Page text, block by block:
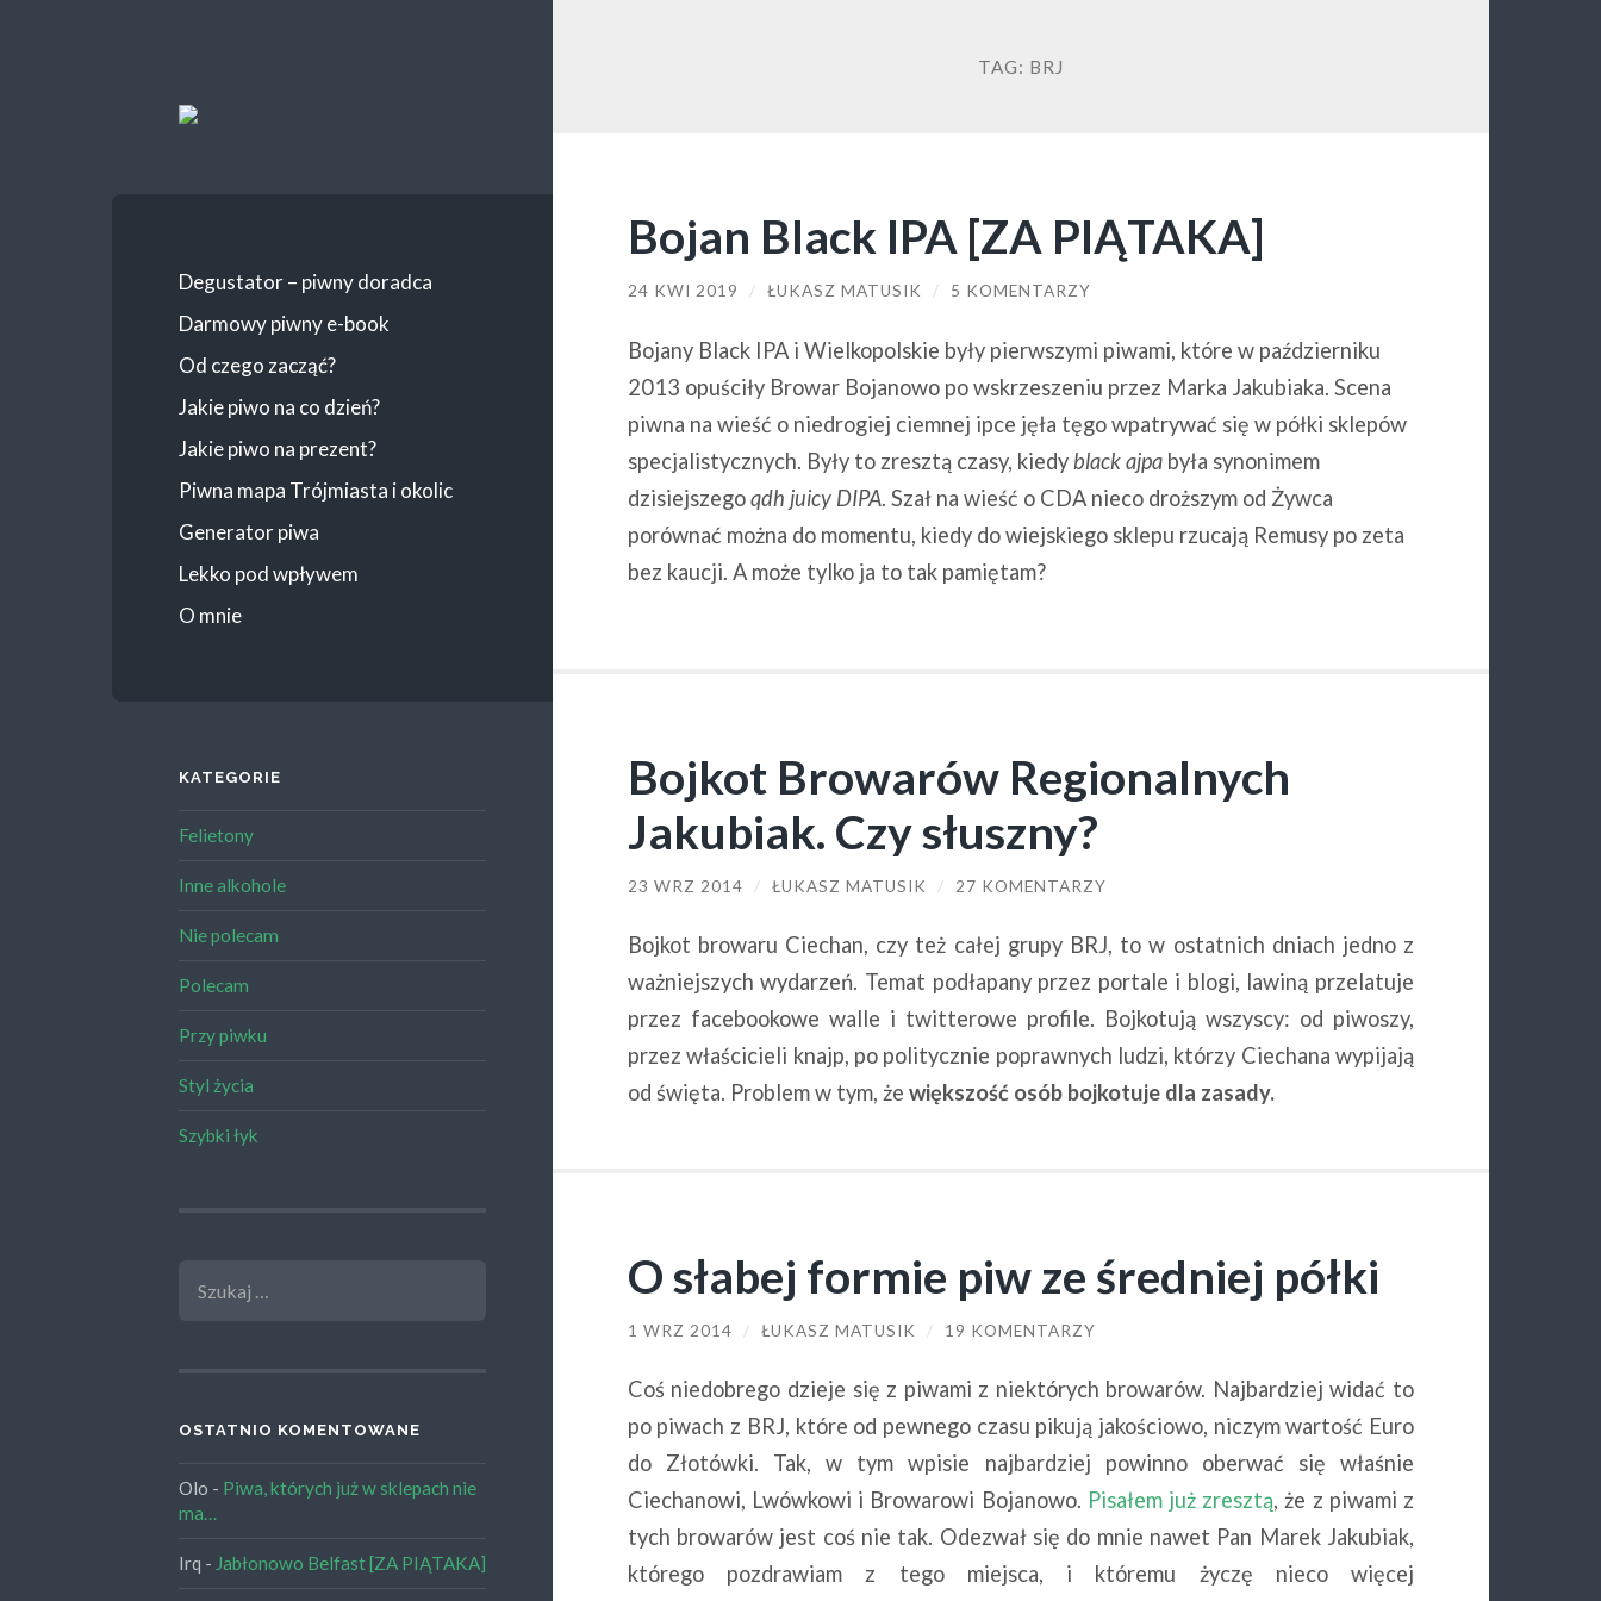
Degustator – piwny doradca
Darmowy piwny e-book
Od czego zacząć?
Jakie piwo na co dzień?
Jakie piwo na prezent?
Piwna mapa Trójmiasta i okolic
Generator piwa
Lekko pod wpływem
O mnie
KATEGORIE
Felietony
Inne alkohole
Nie polecam
Polecam
Przy piwku
Styl życia
Szybki łyk
OSTATNIO KOMENTOWANE
Olo - Piwa, których już w sklepach nie
ma…
Irq - Jabłonowo Belfast [ZA PIĄTAKA]
TAG: BRJ
Bojan Black IPA [ZA PIĄTAKA]
24 KWI 2019 / ŁUKASZ MATUSIK / 5 KOMENTARZY
Bojany Black IPA i Wielkopolskie były pierwszymi piwami, które w październiku
2013 opuściły Browar Bojanowo po wskrzeszeniu przez Marka Jakubiaka. Scena
piwna na wieść o niedrogiej ciemnej ipce jęła tęgo wpatrywać się w półki sklepów
specjalistycznych. Były to zresztą czasy, kiedy black ajpabyła synonimem
dzisiejszegoqdh juicy DIPA. Szał na wieść o CDA nieco droższym od Żywca
porównać można do momentu, kiedy do wiejskiego sklepu rzucają Remusy po zeta
bez kaucji. A może tylko ja to tak pamiętam?
Bojkot Browarów Regionalnych
Jakubiak. Czy słuszny?
23 WRZ 2014 / ŁUKASZ MATUSIK / 27 KOMENTARZY
Bojkot browaru Ciechan, czy też całej grupy BRJ, to w ostatnich dniach jedno z
ważniejszych wydarzeń. Temat podłapany przez portale i blogi, lawiną przelatuje
przez facebookowe walle i twitterowe profile. Bojkotują wszyscy: od piwoszy,
przez właścicieli knajp, po politycznie poprawnych ludzi, którzy Ciechana wypijają
od święta. Problem w tym, że większość osób bojkotuje dla zasady.
O słabej formie piw ze średniej półki
1 WRZ 2014 / ŁUKASZ MATUSIK / 19 KOMENTARZY
Coś niedobrego dzieje się z piwami z niektórych browarów. Najbardziej widać to
po piwach z BRJ, które od pewnego czasu pikują jakościowo, niczym wartość Euro
do Złotówki. Tak, w tym wpisie najbardziej powinno oberwać się właśnie
Ciechanowi, Lwówkowi i Browarowi Bojanowo. Pisałem już zresztą, że z piwami z
tych browarów jest coś nie tak. Odezwał się do mnie nawet Pan Marek Jakubiak,
którego pozdrawiam z tego miejsca, i któremu życzę nieco więcej